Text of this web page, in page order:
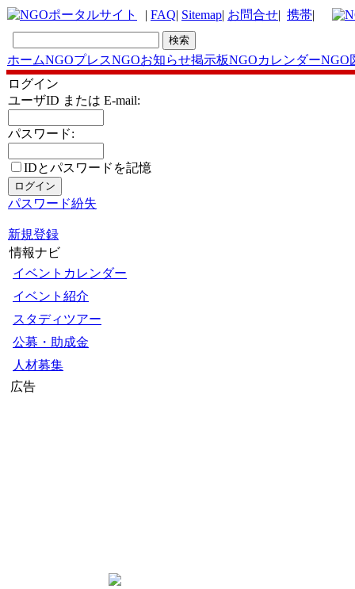
| FAQ| Sitemap| お問合せ| 携帯|
ホームNGOプレスNGOお知らせ掲示板NGOカレンダーNGO
ログイン
ユーザID または E-mail:
パスワード:
IDとパスワードを記憶
パスワード紛失
新規登録
情報ナビ
イベントカレンダー
イベント紹介
スタディツアー
公募・助成金
人材募集
広告